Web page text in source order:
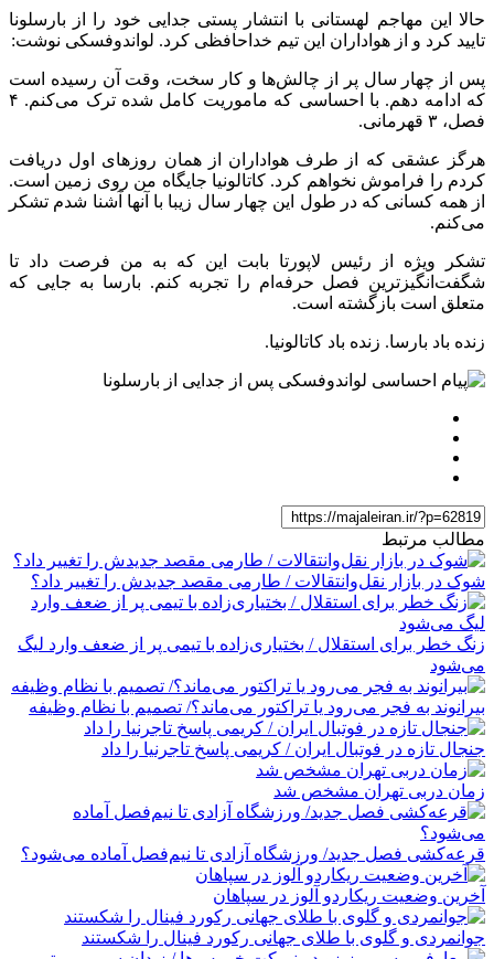
حالا این مهاجم لهستانی با انتشار پستی جدایی خود را از بارسلونا
تایید کرد و از هواداران این تیم خداحافظی کرد. لواندوفسکی نوشت:
پس از چهار سال پر از چالش‌ها و کار سخت، وقت آن رسیده است
که ادامه دهم. با احساسی که ماموریت کامل شده ترک می‌کنم. ۴
فصل، ۳ قهرمانی.
هرگز عشقی که از طرف هواداران از همان روز‌های اول دریافت
کردم را فراموش نخواهم کرد. کاتالونیا جایگاه من روی زمین است.
از همه کسانی که در طول این چهار سال زیبا با آنها آشنا شدم تشکر
می‌کنم.
تشکر ویژه از رئیس لاپورتا بابت این که به من فرصت داد تا
شگفت‌انگیزترین فصل حرفه‌ام را تجربه کنم. بارسا به جایی که
متعلق است بازگشته است.
زنده باد بارسا. زنده باد کاتالونیا.
مطالب مرتبط
شوک در بازار نقل‌وانتقالات / طارمی مقصد جدیدش را تغییر داد؟
زنگ خطر برای استقلال / بختیاری‌زاده با تیمی پر از ضعف وارد لیگ
می‌شود
بیرانوند به فجر می‌رود یا تراکتور می‌ماند؟/ تصمیم با نظام وظیفه
جنجال تازه در فوتبال ایران / کریمی پاسخ تاجرنیا را داد
زمان دربی تهران مشخص شد
قرعه‎‌کشی فصل جدید/ ورزشگاه آزادی تا نیم‌فصل آماده می‌شود؟
آخرین وضعیت ریکاردو آلوز در سپاهان
جوانمردی و گلوی با طلای جهانی رکورد فینال را شکستند